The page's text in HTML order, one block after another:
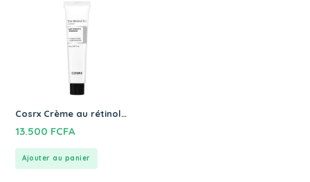
Cosrx Crème au rétinol
13.500 FCFA
Ajouter au panier